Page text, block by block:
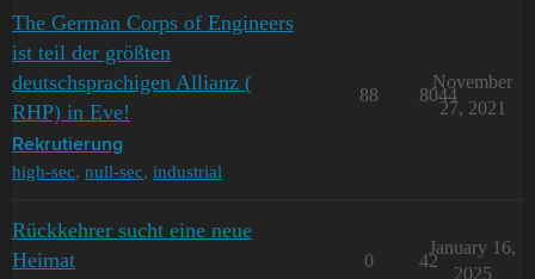
The German Corps of Engineers
ist teil der größten
deutschsprachigen Allianz (
RHP) in Eve!
Rekrutierung
high-sec, null-sec, industrial
88 8044
November
27, 2021
Rückkehrer sucht eine neue
Heimat
0 42
January 16,
2025